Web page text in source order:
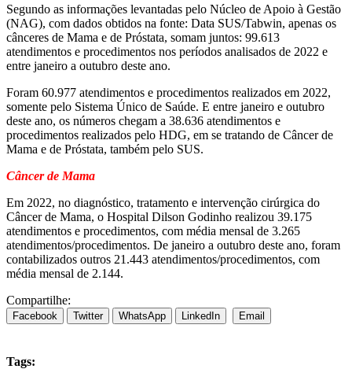
Segundo as informações levantadas pelo Núcleo de Apoio à Gestão
(NAG), com dados obtidos na fonte: Data SUS/Tabwin, apenas os
cânceres de Mama e de Próstata, somam juntos: 99.613
atendimentos e procedimentos nos períodos analisados de 2022 e
entre janeiro a outubro deste ano.
Foram 60.977 atendimentos e procedimentos realizados em 2022,
somente pelo Sistema Único de Saúde. E entre janeiro e outubro
deste ano, os números chegam a 38.636 atendimentos e
procedimentos realizados pelo HDG, em se tratando de Câncer de
Mama e de Próstata, também pelo SUS.
Câncer de Mama
Em 2022, no diagnóstico, tratamento e intervenção cirúrgica do
Câncer de Mama, o Hospital Dilson Godinho realizou 39.175
atendimentos e procedimentos, com média mensal de 3.265
atendimentos/procedimentos. De janeiro a outubro deste ano, foram
contabilizados outros 21.443 atendimentos/procedimentos, com
média mensal de 2.144.
Compartilhe:
Facebook Twitter WhatsApp LinkedIn Email
Tags: